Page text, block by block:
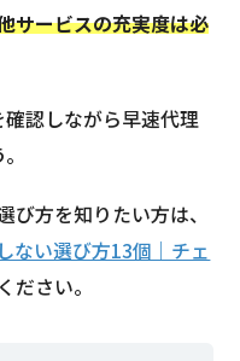
サービスの充実度は必
認しながら早速代理
び方を知りたい方は、
ない選び方13個｜チェ
ださい。